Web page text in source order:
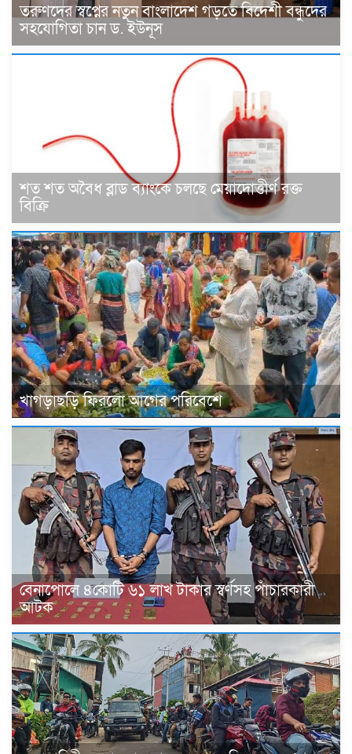
তরুণদের স্বপ্নের নতুন বাংলাদেশ গড়তে বিদেশী বন্ধুদের
সহযোগিতা চান ড. ইউনূস
শত শত অবৈধ ব্লাড ব্যাংকে চলছে মেয়াদোত্তীর্ণ রক্ত
বিক্রি
খাগড়াছড়ি ফিরলো আগের পরিবেশে
বেনাপোলে ৪কোটি ৬১ লাখ টাকার স্বর্ণসহ পাঁচারকারী
আটক